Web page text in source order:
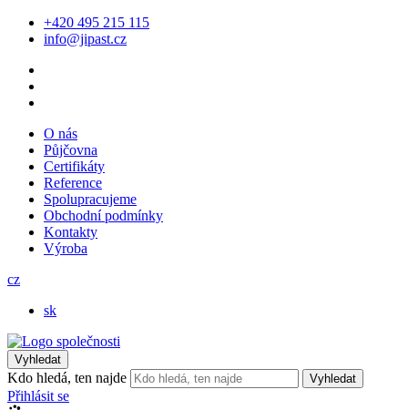
+420 495 215 115
info@jipast.cz
O nás
Půjčovna
Certifikáty
Reference
Spolupracujeme
Obchodní podmínky
Kontakty
Výroba
cz
sk
Vyhledat
Kdo hledá, ten najde Vyhledat
Přihlásit se